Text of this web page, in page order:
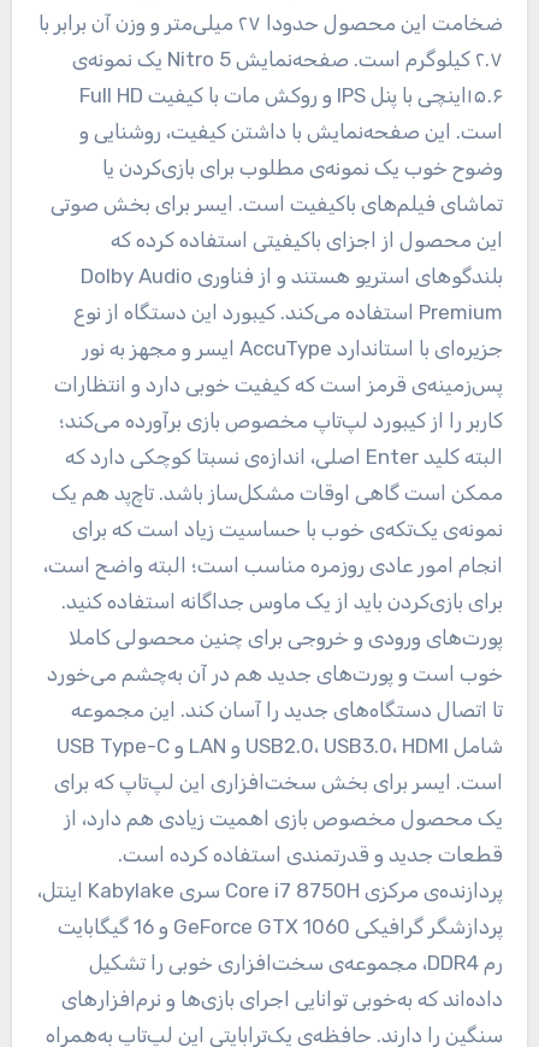
ضخامت این محصول حدودا ۲۷ میلی‌متر و وزن آن برابر با
۲.۷ کیلوگرم است. صفحه‌نمایش Nitro 5 یک نمونه‌ی
۱۵.۶اینچی با پنل IPS و روکش مات با کیفیت Full HD
است. این صفحه‌نمایش با داشتن کیفیت، روشنایی و
وضوح خوب یک نمونه‌ی مطلوب برای بازی‌کردن یا
تماشای فیلم‌های باکیفیت است. ایسر برای بخش صوتی
این محصول از اجزای باکیفیتی استفاده کرده که
بلندگوهای استریو هستند و از فناوری Dolby Audio
Premium استفاده می‌کند. کیبورد این دستگاه از نوع
جزیره‌ای با استاندارد AccuType ایسر و مجهز به نور
پس‌زمینه‌ی قرمز است که کیفیت خوبی دارد و انتظارات
کاربر را از کیبورد لپ‌تاپ مخصوص بازی برآورده می‌کند؛
البته کلید Enter اصلی، اندازه‌ی نسبتا کوچکی دارد که
ممکن است گاهی اوقات مشکل‌ساز باشد. تاچ‌پد هم یک
نمونه‌ی یک‌تکه‌ی خوب با حساسیت زیاد است که برای
انجام امور عادی روزمره مناسب است؛ البته واضح است،
برای بازی‌کردن باید از یک ماوس جداگانه استفاده کنید.
پورت‌های ورودی و خروجی برای چنین محصولی کاملا
خوب است و پورت‌های جدید هم در آن به‌چشم می‌خورد
تا اتصال دستگاه‌های جدید را آسان کند. این مجموعه
شامل USB2.0، USB3.0، HDMI و LAN و USB Type-C
است. ایسر برای بخش سخت‌افزاری این لپ‌تاپ که برای
یک محصول مخصوص بازی اهمیت زیادی هم دارد، از
قطعات جدید و قدرتمندی استفاده کرده است.
پردازنده‌ی مرکزی Core i7 8750H سری Kabylake اینتل،
پردازشگر گرافیکی GeForce GTX 1060 و 16 گیگابایت
رم DDR4، مجموعه‌ی‌ سخت‌افزاری خوبی را تشکیل
داده‌‌اند که به‌خوبی توانایی اجرای بازی‌ها و نرم‌افزارهای
سنگین را دارند. حافظه‌ی یک‌ترابایتی این لپ‌تاپ به‌همراه